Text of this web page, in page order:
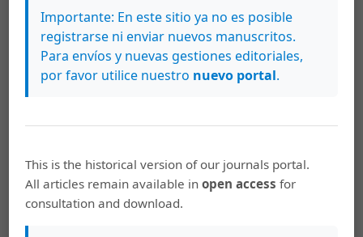
Gerardo Araya Vargas, Wálter Salazar Rojas,
INTELIGENCIA Y RENDIMIENTO DEPORTIVO: UN
ESTUDIO SOBRE LA INTELIGENCIA EMOCIONAL
>>
Importante: En este sitio ya no es posible
registrarse ni enviar nuevos manuscritos.
Para envíos y nuevas gestiones editoriales,
por favor utilice nuestro nuevo portal.
This is the historical version of our journals portal.
All articles remain available inopen access for
consultation and download.